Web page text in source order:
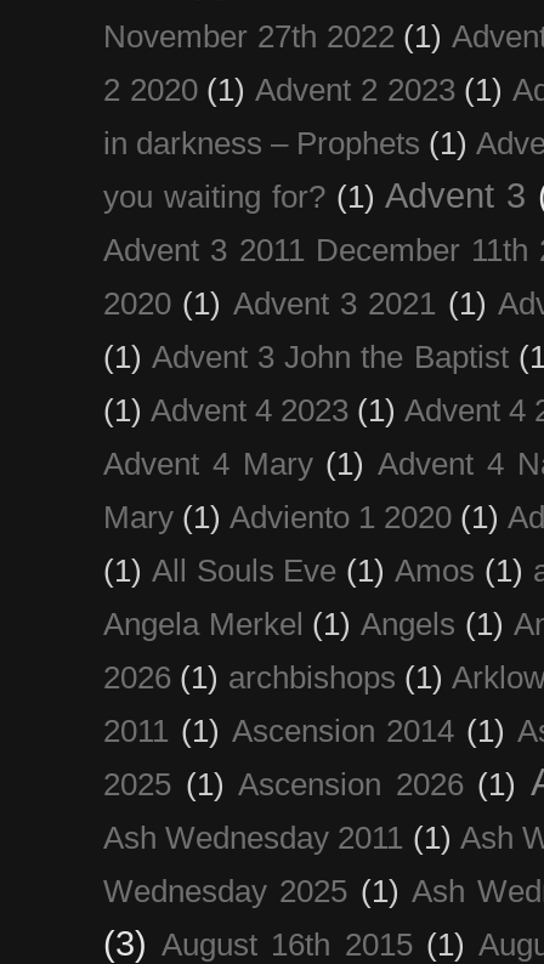
November 27th 2022 (1)
2 2020 (1) Advent 2 2023 (1)
in darkness – Prophets (1)
you waiting for? (1) Advent 3
Advent 3 2011 December 11th
2020 (1) Advent 3 2021 (1)
(1) Advent 3 John the Baptist
(1) Advent 4 2023 (1) Advent 4
Advent 4 Mary (1) Advent 4
Mary (1) Adviento 1 2020 (1)
(1) All Souls Eve (1) Amos (1)
Angela Merkel (1) Angels (1)
2026 (1) archbishops (1)
2011 (1) Ascension 2014 (1)
2025 (1) Ascension 2026 (1)
Ash Wednesday 2011 (1) Ash
Wednesday 2025 (1) Ash
(3) August 16th 2015 (1)